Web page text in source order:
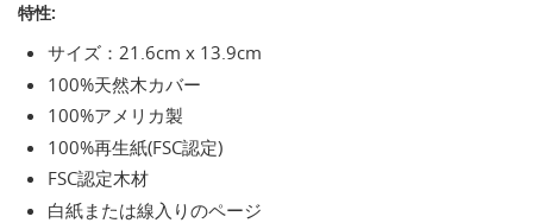
特性:
サイズ：21.6cm x 13.9cm
100%天然木カバー
100%アメリカ製
100%再生紙(FSC認定)
FSC認定木材
白紙または線入りのページ